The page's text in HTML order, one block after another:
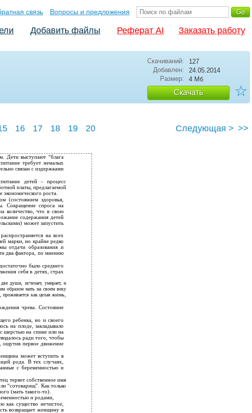
связь Вопросы и предложения
Добавить файлы Реферат AI Заказать работу
Скачиваний:
127
Добавлен:
24.05.2014
Размер:
4 Мб
Скачать ☆
16 17 18 19 20 Следующая > >>
Дети выступают “блага
требует немалых
связан с издержками
детей – процесс
платы, предлагаемой
роста.
(состоянием здоровья,
Сокращение спроса на
количество, что в свою
содержания детей
может запустить
на всех
марки, но крайне редко
отдачи образования и
два фактора, по мнению
было среднего
себя в детях, страх
души, исчезает, умирает, и
образом мать на своем веку
как целая жизнь,
чрева. Состояние
ребенка, но и своего
на плоде, закладывало
шерстью на спине или на
ради того, чтобы
ощутив первое движение
может вступить в
рода. В тех случаях,
с беременностью и
теряет собственное имя
“сотоварищ”. Как только
(мать такого-то).
и родами,
как существо нечистое,
возвращает женщину в